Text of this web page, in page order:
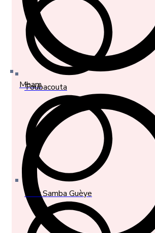
Mbam
Toubacouta
Keur Samba Guèye